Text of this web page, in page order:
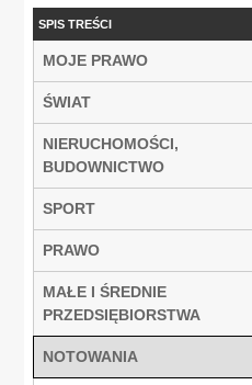
SPIS TREŚCI
MOJE PRAWO
ŚWIAT
NIERUCHOMOŚCI,
BUDOWNICTWO
SPORT
PRAWO
MAŁE I ŚREDNIE
PRZEDSIĘBIORSTWA
NOTOWANIA